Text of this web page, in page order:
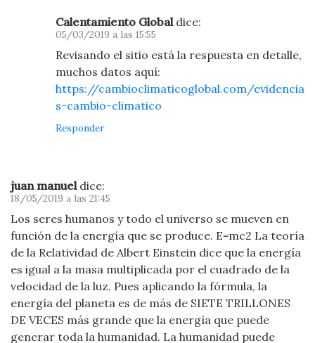
Calentamiento Global dice:
05/03/2019 a las 15:55
Revisando el sitio está la respuesta en detalle,
muchos datos aquí:
https://cambioclimaticoglobal.com/evidencia
s-cambio-climatico
Responder
juan manuel dice:
18/05/2019 a las 21:45
Los seres humanos y todo el universo se mueven en
función de la energía que se produce. E=mc2 La teoría
de la Relatividad de Albert Einstein dice que la energía
es igual a la masa multiplicada por el cuadrado de la
velocidad de la luz. Pues aplicando la fórmula, la
energía del planeta es de más de SIETE TRILLONES
DE VECES más grande que la energía que puede
generar toda la humanidad. La humanidad puede